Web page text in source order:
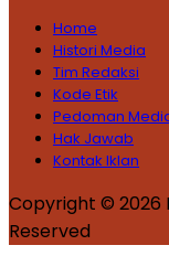
Home
Histori Media
Tim Redaksi
Kode Etik
Pedoman
Hak Jawab
Kontak Iklan
Copyright © 2026
Reserved